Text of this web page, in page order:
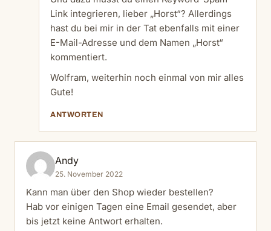
Link integrieren, lieber „Horst“? Allerdings
hast du bei mir in der Tat ebenfalls mit einer
E-Mail-Adresse und dem Namen „Horst“
kommentiert.
Wolfram, weiterhin noch einmal von mir alles
Gute!
ANTWORTEN
Andy
25. November 2022
Kann man über den Shop wieder bestellen?
Hab vor einigen Tagen eine Email gesendet, aber
bis jetzt keine Antwort erhalten.